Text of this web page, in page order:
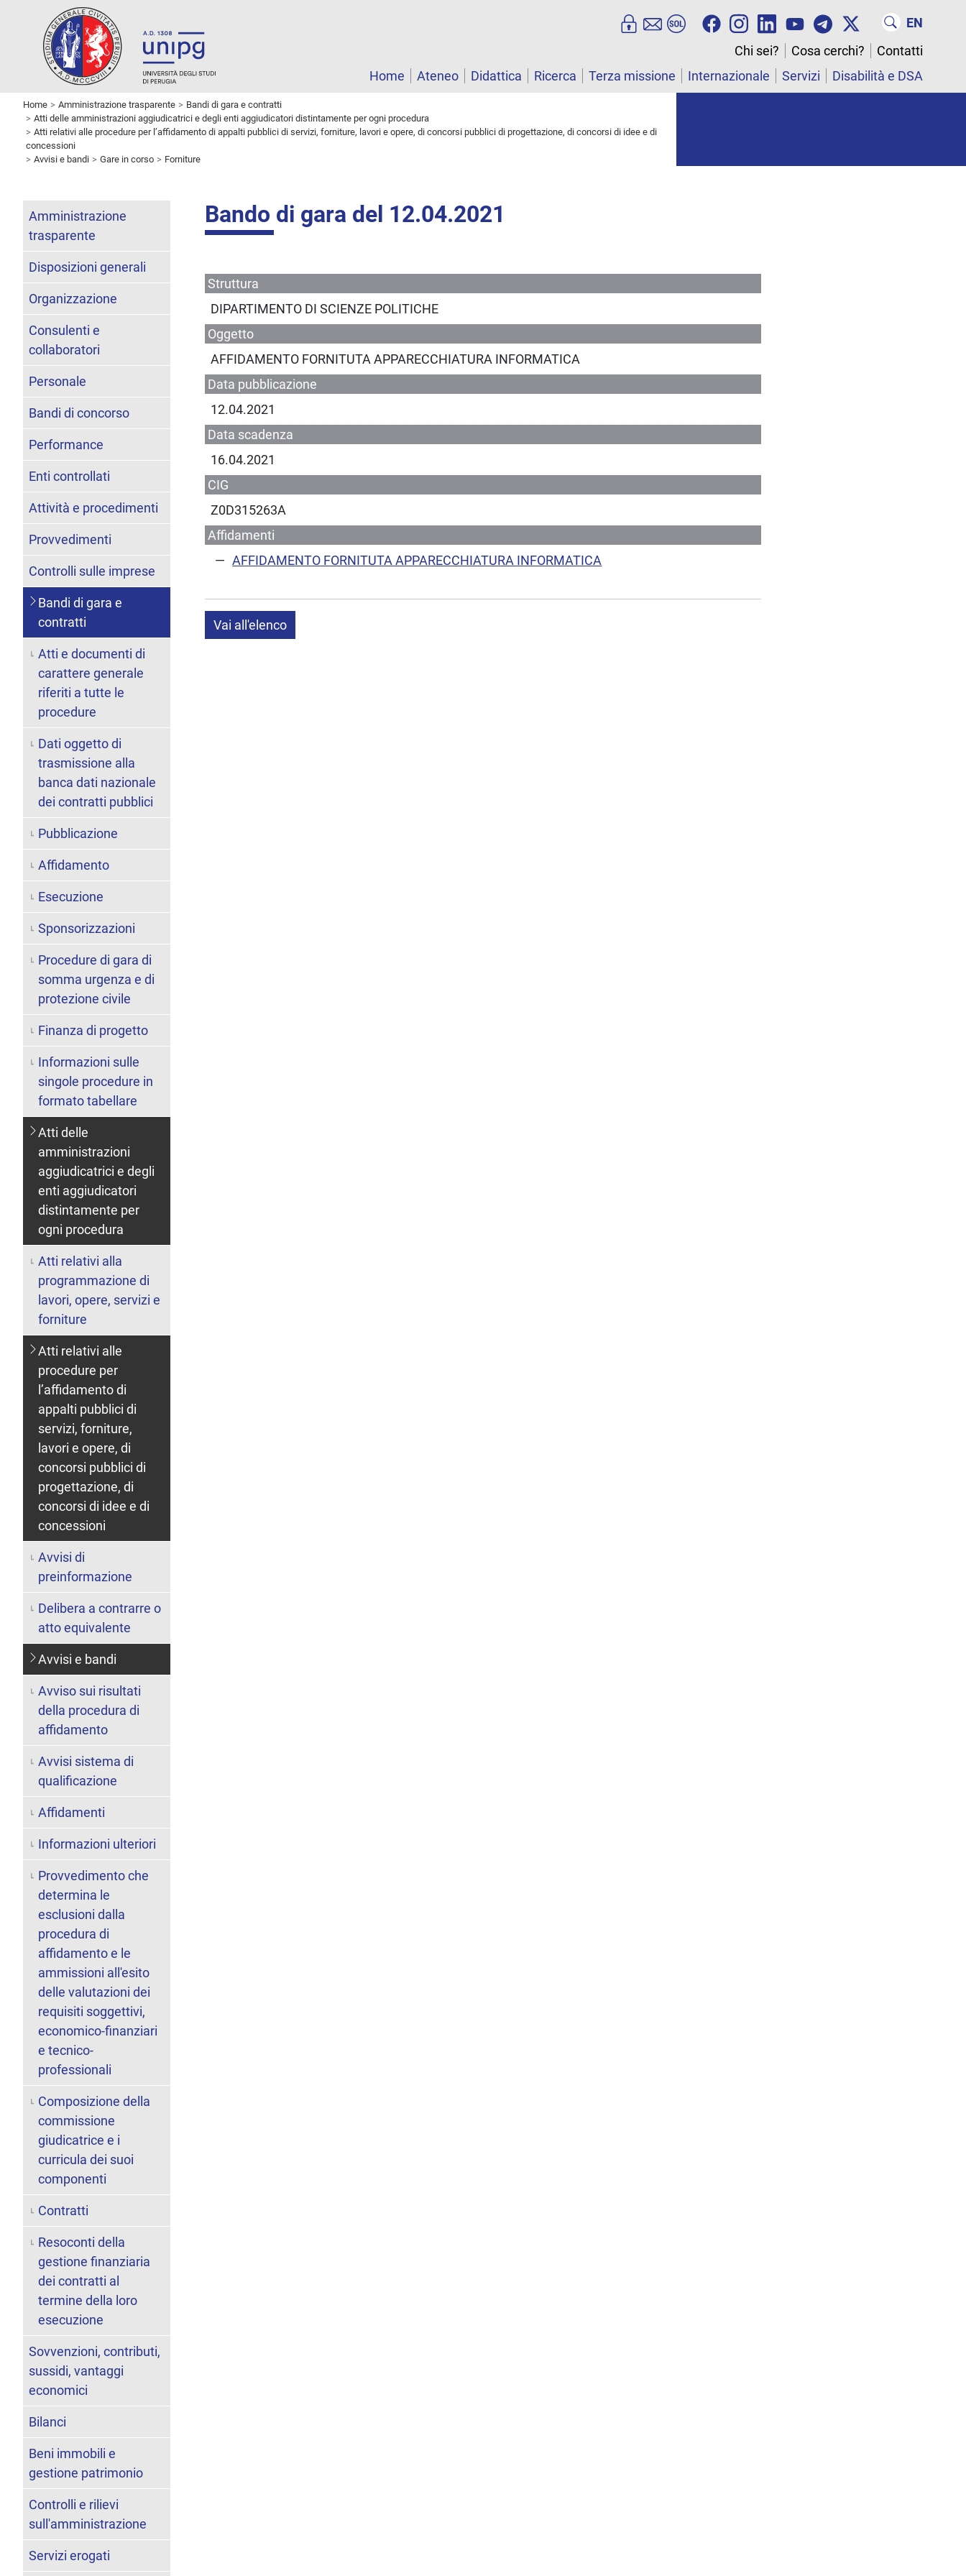
EN
Chi sei?
Cosa cerchi?
Contatti
Home
Ateneo Didattica Ricerca Terza missione Internazionale Servizi Disabilità e DSA
Home Amministrazione trasparente
Bandi di gara e contratti
Atti delle amministrazioni aggiudicatrici e degli enti aggiudicatori distintamente per ogni procedura
Atti relativi alle procedure per l’affidamento di appalti pubblici di servizi, forniture, lavori e opere, di concorsi pubblici di progettazione, di concorsi di idee e di
concessioni
Avvisi e bandi
Gare in corso Forniture
Bando di gara del 12.04.2021
Struttura
DIPARTIMENTO DI SCIENZE POLITICHE
Oggetto
AFFIDAMENTO FORNITUTA APPARECCHIATURA INFORMATICA
Data pubblicazione
12.04.2021
Data scadenza
16.04.2021
CIG
Z0D315263A
Affidamenti
AFFIDAMENTO FORNITUTA APPARECCHIATURA INFORMATICA
Vai all'elenco
Amministrazione
trasparente
Disposizioni generali
Organizzazione
Consulenti e
collaboratori
Personale
Bandi di concorso
Performance
Enti controllati
Attività e procedimenti
Provvedimenti
Controlli sulle imprese
Bandi di gara e
contratti
Atti e documenti di
carattere generale
riferiti a tutte le
procedure
Dati oggetto di
trasmissione alla
banca dati nazionale
dei contratti pubblici
Pubblicazione
Affidamento
Esecuzione
Sponsorizzazioni
Procedure di gara di
somma urgenza e di
protezione civile
Finanza di progetto
Informazioni sulle
singole procedure in
formato tabellare
Atti delle
amministrazioni
aggiudicatrici e degli
enti aggiudicatori
distintamente per
ogni procedura
Atti relativi alla
programmazione di
lavori, opere, servizi e
forniture
Atti relativi alle
procedure per
l’affidamento di
appalti pubblici di
servizi, forniture,
lavori e opere, di
concorsi pubblici di
progettazione, di
concorsi di idee e di
concessioni
Avvisi di
preinformazione
Delibera a contrarre o
atto equivalente
Avvisi e bandi
Avviso sui risultati
della procedura di
affidamento
Avvisi sistema di
qualificazione
Affidamenti
Informazioni ulteriori
Provvedimento che
determina le
esclusioni dalla
procedura di
affidamento e le
ammissioni all'esito
delle valutazioni dei
requisiti soggettivi,
economico-finanziari
e tecnico-
professionali
Composizione della
commissione
giudicatrice e i
curricula dei suoi
componenti
Contratti
Resoconti della
gestione finanziaria
dei contratti al
termine della loro
esecuzione
Sovvenzioni, contributi,
sussidi, vantaggi
economici
Bilanci
Beni immobili e
gestione patrimonio
Controlli e rilievi
sull'amministrazione
Servizi erogati